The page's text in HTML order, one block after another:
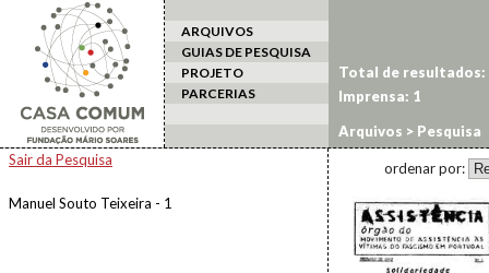
ARQUIVOS
GUIAS DE PESQUISA
PROJETO
PARCERIAS
Arquivos > Pesquisa
Sair da Pesquisa
Manuel Souto Teixeira - 1
Total de resultados:
Imprensa: 1
ordenar por: